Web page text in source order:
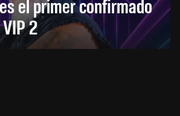
el primer confirmado
2